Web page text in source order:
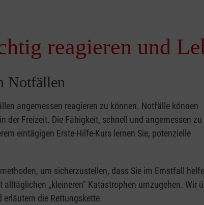
reagieren und
Notfällen
angemessen reagieren zu können. Notfälle können
der Freizeit. Die Fähigkeit, schnell und angemessen zu
eintägigen Erste-Hilfe-Kurs lernen Sie, potenzielle
um sicherzustellen, dass Sie im Ernstfall
„kleineren” Katastrophen umzugehen. Wir
die Rettungskette.